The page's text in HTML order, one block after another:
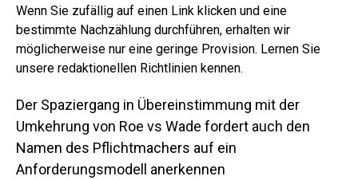
Wenn Sie zufällig auf einen Link klicken und eine
bestimmte Nachzählung durchführen, erhalten wir
möglicherweise nur eine geringe Provision. Lernen Sie
unsere redaktionellen Richtlinien kennen.
Der Spaziergang in Übereinstimmung mit der
Umkehrung von Roe vs Wade fordert auch den
Namen des Pflichtmachers auf ein
Anforderungsmodell anerkennen